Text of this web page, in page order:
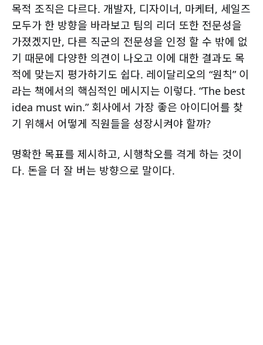
목적 조직은 다르다. 개발자, 디자이너, 마케터, 세일즈
모두가 한 방향을 바라보고 팀의 리더 또한 전문성을
가졌겠지만, 다른 직군의 전문성을 인정 할 수 밖에 없
기 때문에 다양한 의견이 나오고 이에 대한 결과도 목
적에 맞는지 평가하기도 쉽다. 레이달리오의 “원칙” 이
라는 책에서의 핵심적인 메시지는 이렇다. “The best
idea must win.” 회사에서 가장 좋은 아이디어를 찾
기 위해서 어떻게 직원들을 성장시켜야 할까?
명확한 목표를 제시하고, 시행착오를 격게 하는 것이
다. 돈을 더 잘 버는 방향으로 말이다.